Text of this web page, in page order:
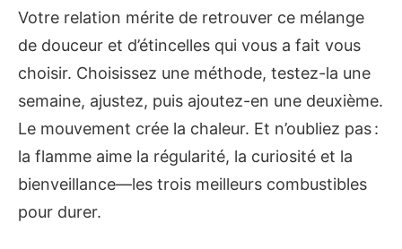
Votre relation mérite de retrouver ce mélange
de douceur et d’étincelles qui vous a fait vous
choisir. Choisissez une méthode, testez-la une
semaine, ajustez, puis ajoutez-en une deuxième.
Le mouvement crée la chaleur. Et n’oubliez pas :
la flamme aime la régularité, la curiosité et la
bienveillance—les trois meilleurs combustibles
pour durer.